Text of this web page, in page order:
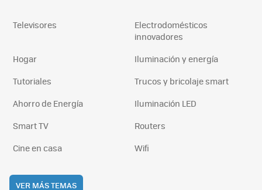
Televisores
Electrodomésticos
innovadores
Hogar
Iluminación y energía
Tutoriales
Trucos y bricolaje smart
Ahorro de Energía
Iluminación LED
Smart TV
Routers
Cine en casa
Wifi
VER MÁS TEMAS